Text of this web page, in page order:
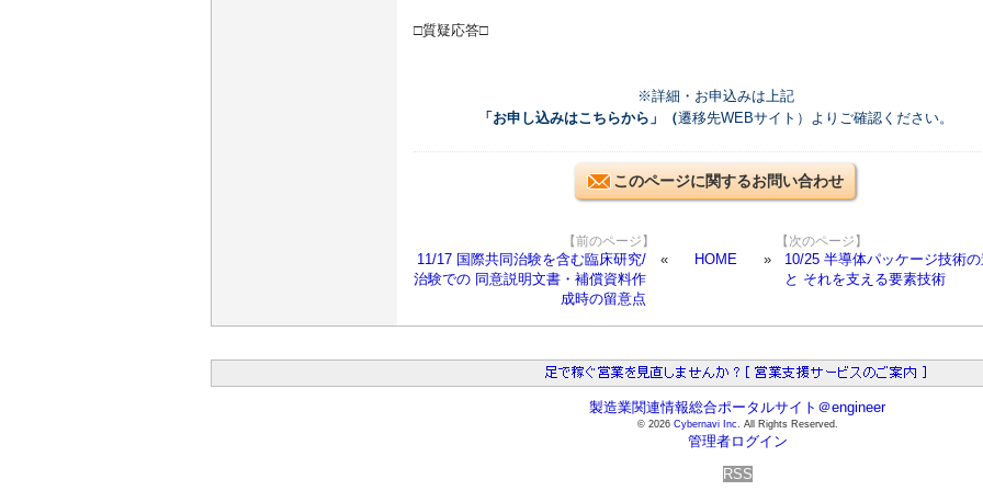
□質疑応答□
※詳細・お申込みは上記
「お申し込みはこちらから」（遷移先WEBサイト）よりご確認ください。
このページに関するお問い合わせ
【前のページ】
11/17 国際共同治験を含む臨床研究/
治験での 同意説明文書・補償資料作
成時の留意点
HOME
【次のページ】
10/25 半導体パッケージ技術
と それを支える要素技術
製造業関連情報総合ポータルサイト＠engineer
© 2026 Cybernavi Inc. All Rights Reserved.
管理者ログイン
RSS